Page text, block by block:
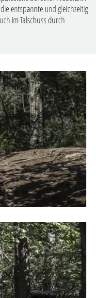
entspannte und gleichzeitig
im Talschuss durch